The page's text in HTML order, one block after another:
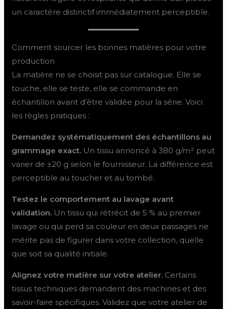
un caractère distinctif immédiatement perceptible.
Comment sourcer les bonnes matières pour votre
production
La matière ne se choisit pas sur catalogue. Elle se
touche, elle se teste, elle se commande en
échantillon avant d’être validée pour la série. Voici
les règles pratiques :
Demandez systématiquement des échantillons au
grammage exact. Un tissu annoncé à 380 g/m² peut
varier de ±20 g selon le fournisseur. La différence est
perceptible au toucher et au tombé.
Testez le comportement au lavage avant
validation. Un tissu qui rétrécit de 5 % au premier
lavage ou qui perd sa couleur en deux passages ne
mérite pas de figurer dans votre collection, quelle
que soit sa qualité initiale.
Alignez votre matière sur votre atelier. Certains
tissus techniques demandent des machines et des
savoir-faire spécifiques. Validez que votre atelier de